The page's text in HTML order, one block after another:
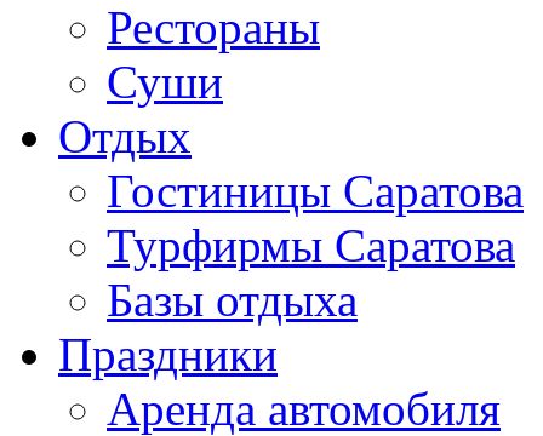
Рестораны
Суши
Отдых
Гостиницы Саратова
Турфирмы Саратова
Базы отдыха
Праздники
Аренда автомобиля